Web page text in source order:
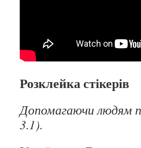
Розклейка стікерів
Допомагаючи людям
3.1).